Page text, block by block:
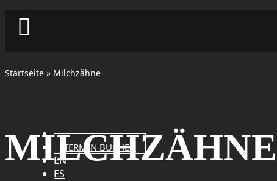

TERMIN BUCHEN
EN
ES
Startseite » Milchzähne
MILCHZÄHNE